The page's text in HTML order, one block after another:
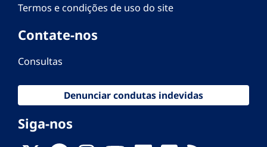
Termos e condições de uso do site
Contate-nos
Consultas
Denunciar condutas indevidas
Siga-nos